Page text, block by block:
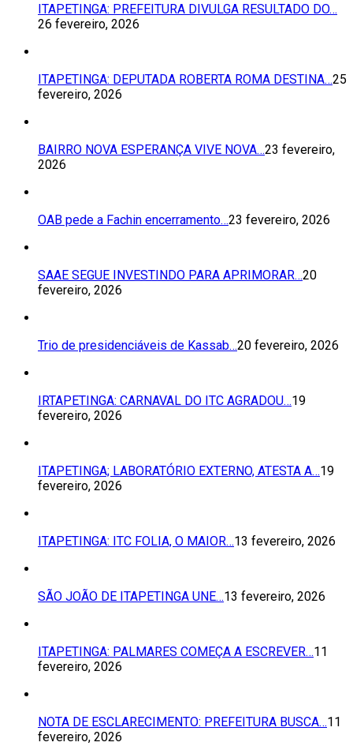
ITAPETINGA: PREFEITURA DIVULGA RESULTADO DO…
26 fevereiro, 2026
ITAPETINGA: DEPUTADA ROBERTA ROMA DESTINA…25
fevereiro, 2026
BAIRRO NOVA ESPERANÇA VIVE NOVA…23 fevereiro,
2026
OAB pede a Fachin encerramento…23 fevereiro, 2026
SAAE SEGUE INVESTINDO PARA APRIMORAR…20
fevereiro, 2026
Trio de presidenciáveis de Kassab…20 fevereiro, 2026
IRTAPETINGA: CARNAVAL DO ITC AGRADOU…19
fevereiro, 2026
ITAPETINGA; LABORATÓRIO EXTERNO, ATESTA A…19
fevereiro, 2026
ITAPETINGA: ITC FOLIA, O MAIOR…13 fevereiro, 2026
SÃO JOÃO DE ITAPETINGA UNE…13 fevereiro, 2026
ITAPETINGA: PALMARES COMEÇA A ESCREVER…11
fevereiro, 2026
NOTA DE ESCLARECIMENTO: PREFEITURA BUSCA…11
fevereiro, 2026